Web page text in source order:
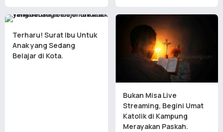
Terharu! Surat Ibu Untuk
Anak yang Sedang
Belajar di Kota.
Bukan Misa Live
Streaming, Begini Umat
Katolik di Kampung
Merayakan Paskah.